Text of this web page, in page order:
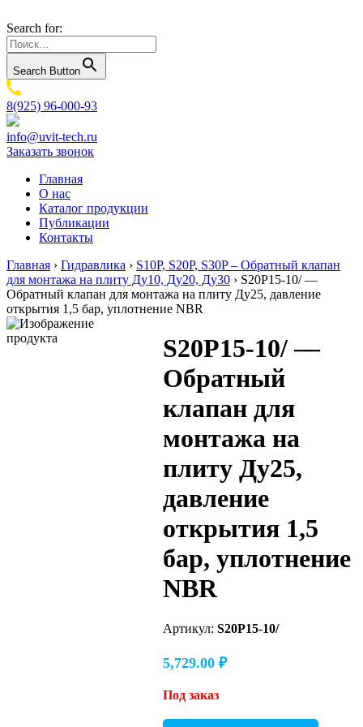
Search for:
Search Button
8(925) 96-000-93
info@uvit-tech.ru
Заказать звонок
Главная
О нас
Каталог продукции
Публикации
Контакты
Главная › Гидравлика › S10P, S20P, S30P – Обратный клапан
для монтажа на плиту Ду10, Ду20, Ду30 › S20P15-10/ —
Обратный клапан для монтажа на плиту Ду25, давление
открытия 1,5 бар, уплотнение NBR
S20P15-10/ —
Обратный
клапан для
монтажа на
плиту Ду25,
давление
открытия 1,5
бар, уплотнение
NBR
Артикул: S20P15-10/
5,729.00 ₽
Под заказ